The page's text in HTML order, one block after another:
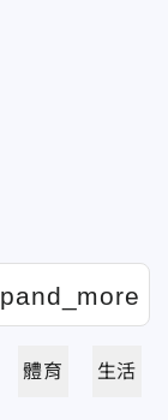
體育 生活